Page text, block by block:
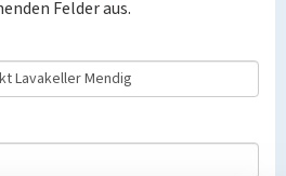
Felder aus.